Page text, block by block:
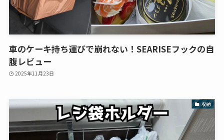
車のケーキ持ち運びで崩れない！SEARISEフックの自
腹レビュー
2025年11月23日
収納